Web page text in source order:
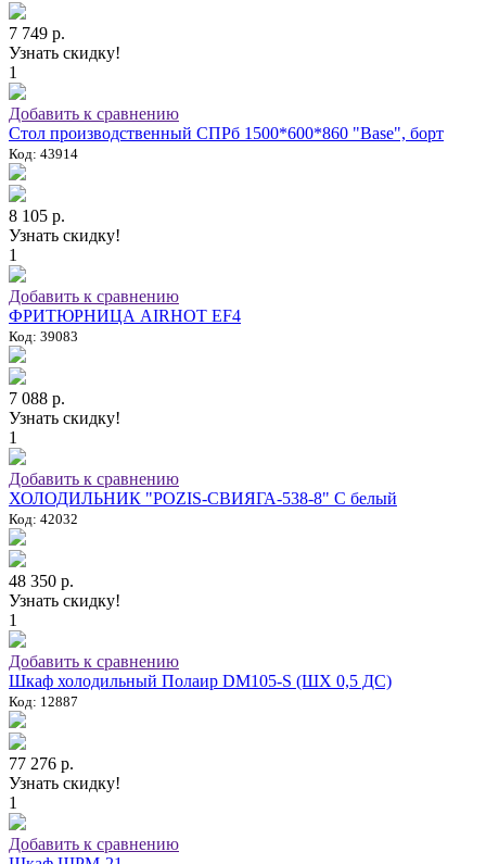
7 749 р.
Узнать скидку!
1
Добавить к сравнению
Стол производственный СПРб 1500*600*860 "Base", борт
Код: 43914
8 105 р.
Узнать скидку!
1
Добавить к сравнению
ФРИТЮРНИЦА AIRHOT EF4
Код: 39083
7 088 р.
Узнать скидку!
1
Добавить к сравнению
ХОЛОДИЛЬНИК "POZIS-СВИЯГА-538-8" C белый
Код: 42032
48 350 р.
Узнать скидку!
1
Добавить к сравнению
Шкаф холодильный Полаир DM105-S (ШХ 0,5 ДС)
Код: 12887
77 276 р.
Узнать скидку!
1
Добавить к сравнению